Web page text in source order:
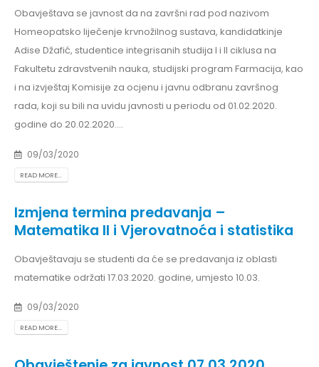
Obavještava se javnost da na završni rad pod nazivom
Homeopatsko liječenje krvnožilnog sustava, kandidatkinje
Adise Džafić, studentice integrisanih studija I i II ciklusa na
Fakultetu zdravstvenih nauka, studijski program Farmacija, kao
i na izvještaj Komisije za ocjenu i javnu odbranu završnog
rada, koji su bili na uvidu javnosti u periodu od 01.02.2020.
godine do 20.02.2020....
09/03/2020
READ MORE...
Izmjena termina predavanja –
Matematika II i Vjerovatnoća i statistika
Obavještavaju se studenti da će se predavanja iz oblasti
matematike održati 17.03.2020. godine, umjesto 10.03.
09/03/2020
READ MORE...